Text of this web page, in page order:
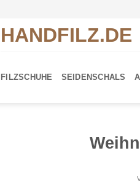
HANDFILZ.DE
FILZSCHUHE SEIDENSCHALS